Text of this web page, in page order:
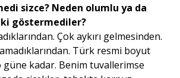
sizce? Neden olumlu ya da
göstermediler?
Çok aykırı gelmesinden.
Türk resmi boyut
kadar. Benim tuvallerimse